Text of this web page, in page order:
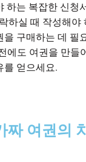
하는 복잡한 신청
하실 때 작성해야
구매하는 데 필
에도 여권을 만들
를 얻으세요.
짜 여권의